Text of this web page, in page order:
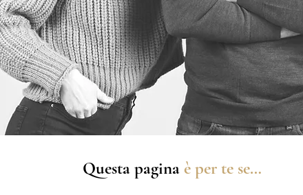
Questa pagina è per te se…